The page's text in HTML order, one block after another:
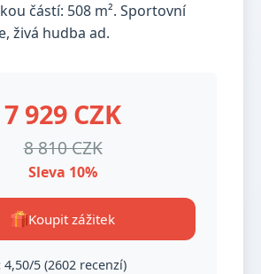
částí: 508 m². Sportovní
živá hudba ad.
7 929 CZK
8 810 CZK
Sleva 10%
Koupit zážitek
4,50/5 (2602 recenzí)